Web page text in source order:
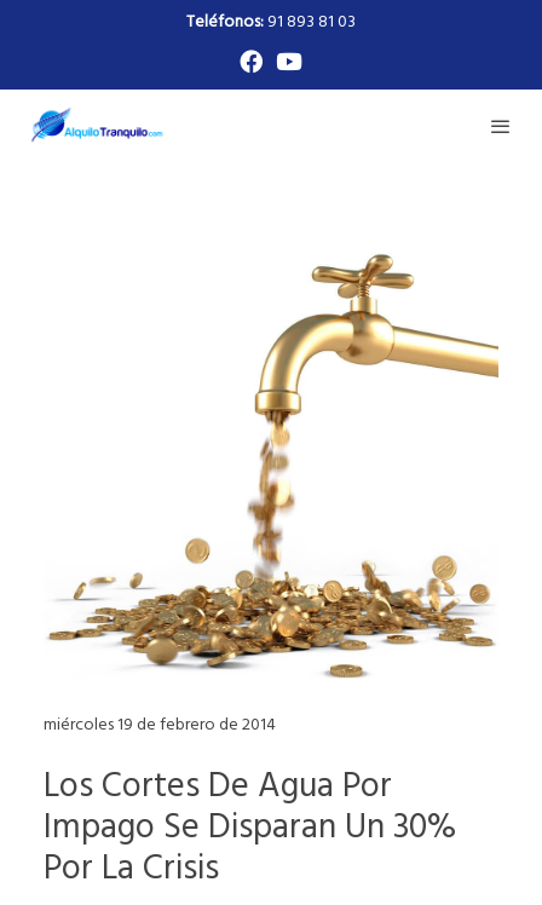
Teléfonos:91 893 81 03
miércoles 19 de febrero de 2014
Los Cortes De Agua Por
Impago Se Disparan Un 30%
Por La Crisis